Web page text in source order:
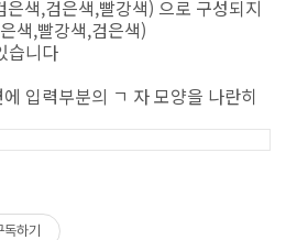
색,검은색,빨강색) 으로 구성되지
색,빨강색,검은색)
습니다
입력부분의 ㄱ 자 모양을 나란히
독하기